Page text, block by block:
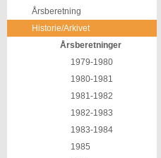
Årsberetning
Historie/Arkivet
Årsberetninger
1979-1980
1980-1981
1981-1982
1982-1983
1983-1984
1985